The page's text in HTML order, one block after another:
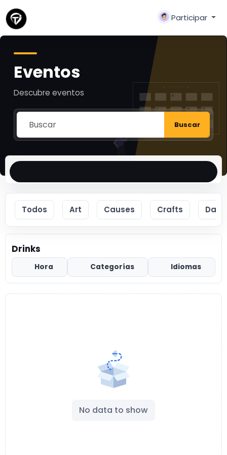
Participar
Eventos
Descubre eventos
Buscar
Todos Art Causes Crafts
Drinks
Hora Categorías Idiomas
No data to show